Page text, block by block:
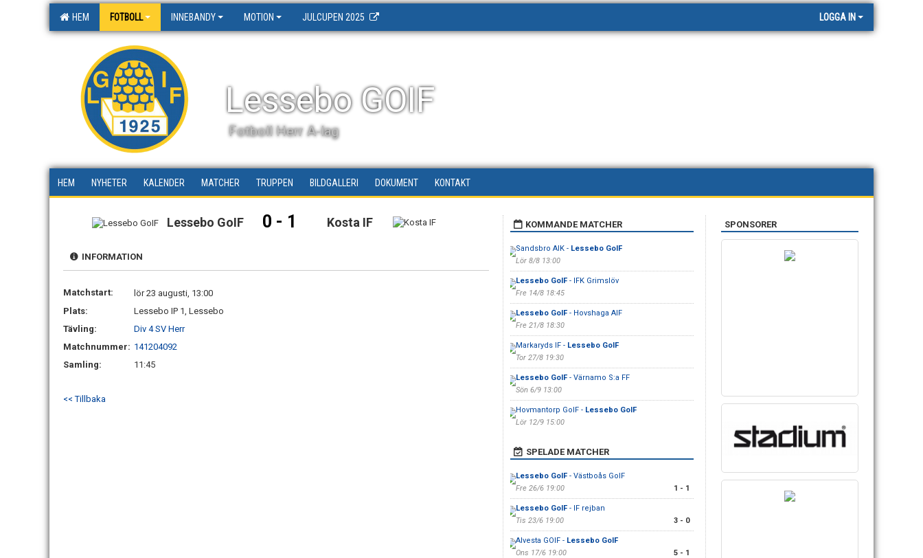
HEM FOTBOLL INNEBANDY MOTION JULCUPEN 2025 LOGGA IN
Lessebo GOIF
Fotboll Herr A-lag
HEM NYHETER KALENDER MATCHER TRUPPEN BILDGALLERI DOKUMENT KONTAKT
Lessebo GoIF 0 - 1 Kosta IF
INFORMATION
Matchstart:
lör 23 augusti, 13:00
Plats:
Lessebo IP 1, Lessebo
Tävling:
Div 4 SV Herr
Matchnummer: 141204092
Samling:
11:45
<< Tillbaka
KOMMANDE MATCHER
Sandsbro AIK - Lessebo GoIF
Lör 8/8 13:00
Lessebo GoIF- IFK Grimslöv
Fre 14/8 18:45
Lessebo GoIF- Hovshaga AIF
Fre 21/8 18:30
Markaryds IF - Lessebo GoIF
Tor 27/8 19:30
Lessebo GoIF- Värnamo S:a FF
Sön 6/9 13:00
Hovmantorp GoIF - Lessebo GoIF
Lör 12/9 15:00
SPELADE MATCHER
Lessebo GoIF- Västboås GoIF
Fre 26/6 19:00
1 - 1
Lessebo GoIF- IF rejban
Tis 23/6 19:00
3 - 0
Alvesta GOIF - Lessebo GoIF
Ons 17/6 19:00
5 - 1
SPONSORER